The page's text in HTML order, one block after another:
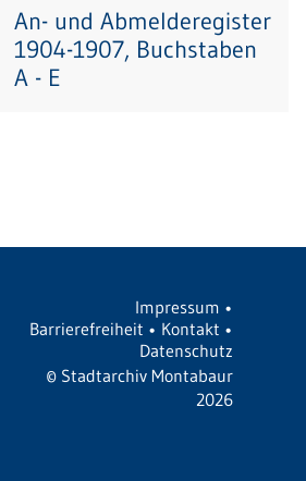
An- und Abmelderegister
1904-1907, Buchstaben
A - E
Impressum •
Barrierefreiheit • Kontakt •
Datenschutz
© Stadtarchiv Montabaur
2026